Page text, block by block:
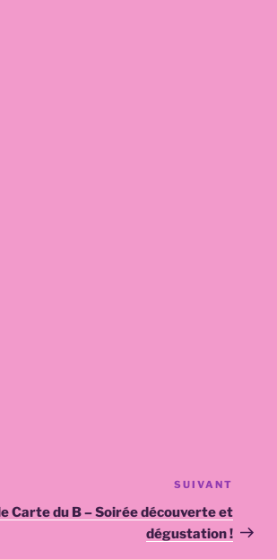
suivant
SUIVANT
Carte du B – Soirée découverte et
dégustation !